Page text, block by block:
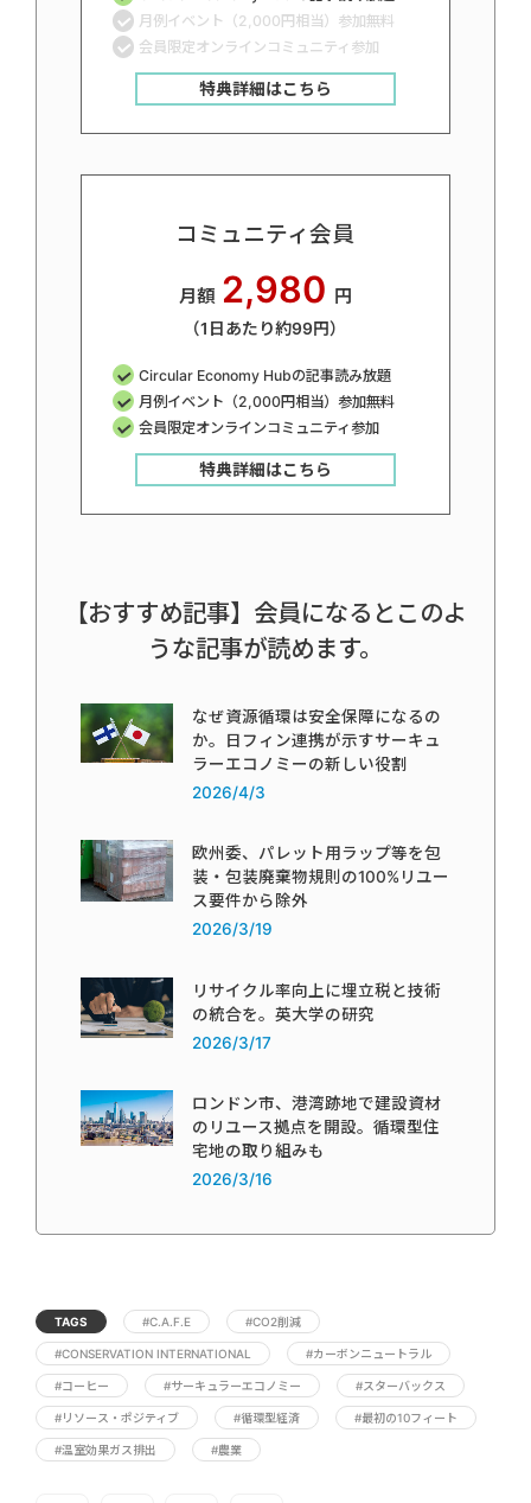
月例イベント（2,000円相当）参加無料
会員限定オンラインコミュニティ参加
特典詳細はこちら
コミュニティ会員
月額 2,980 円
（1日あたり約99円）
Circular Economy Hubの記事読み放題
月例イベント（2,000円相当）参加無料
会員限定オンラインコミュニティ参加
特典詳細はこちら
【おすすめ記事】会員になるとこのよ
うな記事が読めます。
なぜ資源循環は安全保障になるの
か。日フィン連携が示すサーキュ
ラーエコノミーの新しい役割
2026/4/3
欧州委、パレット用ラップ等を包
装・包装廃棄物規則の100%リユー
ス要件から除外
2026/3/19
リサイクル率向上に埋立税と技術
の統合を。英大学の研究
2026/3/17
ロンドン市、港湾跡地で建設資材
のリユース拠点を開設。循環型住
宅地の取り組みも
2026/3/16
TAGS #C.A.F.E #CO2削減
#CONSERVATION INTERNATIONAL #カーボンニュートラル
#コーヒー #サーキュラーエコノミー #スターバックス
#リソース・ポジティブ #循環型経済 #最初の10フィート
#温室効果ガス排出 #農業